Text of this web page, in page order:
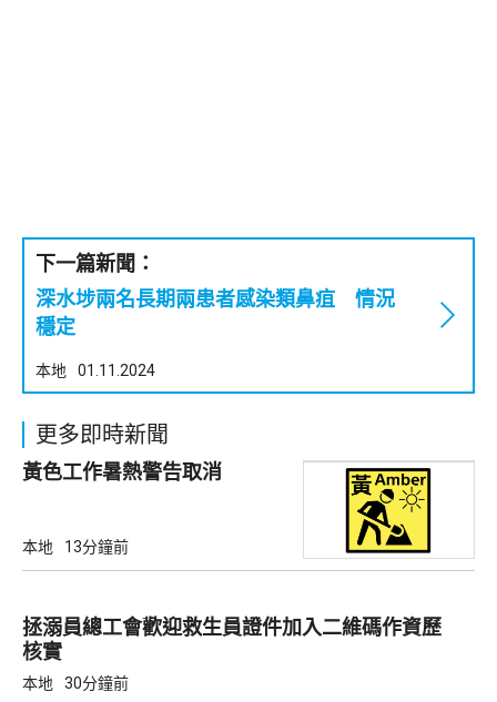
下一篇新聞：
深水埗兩名長期兩患者感染類鼻疽 情況
穩定
本地 01.11.2024
更多即時新聞
黃色工作暑熱警告取消
本地 13分鐘前
拯溺員總工會歡迎救生員證件加入二維碼作資歷
核實
本地 30分鐘前